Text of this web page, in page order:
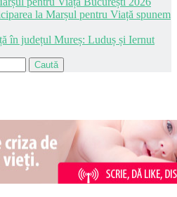
la Marșul pentru Viață spunem
în județul Mureș: Luduș și Iernut
Caută